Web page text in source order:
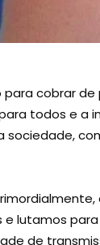
cobrar de
todos e a
sociedade,
lutamos para
de